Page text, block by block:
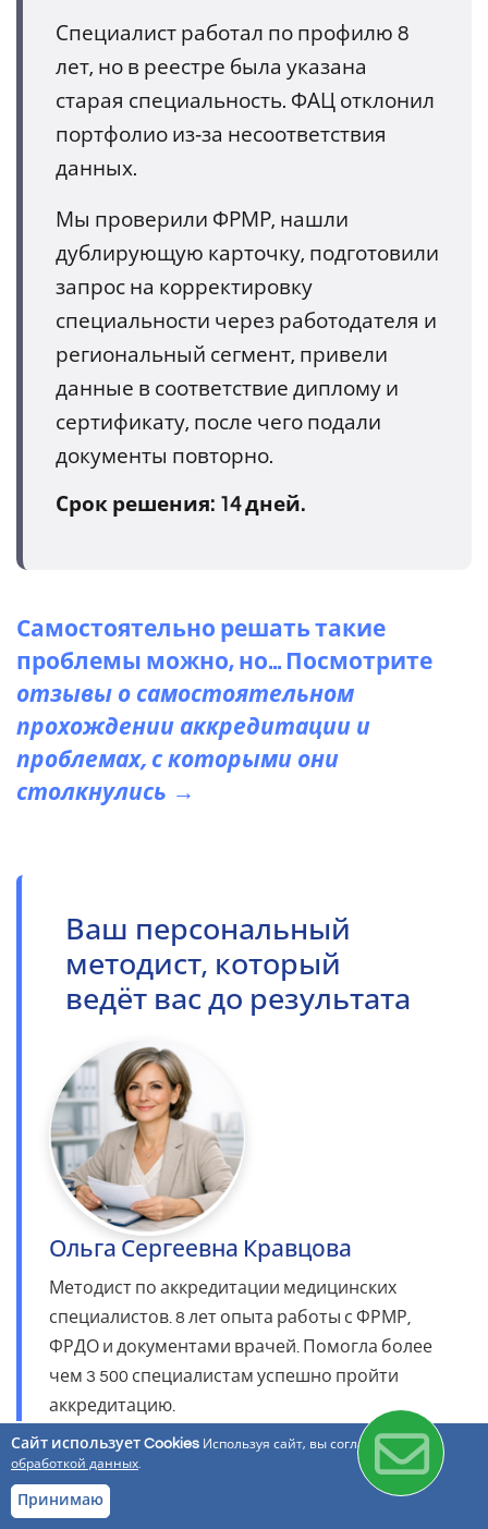
Специалист работал по профилю 8
лет, но в реестре была указана
старая специальность. ФАЦ отклонил
портфолио из‑за несоответствия
данных.
Мы проверили ФРМР, нашли
дублирующую карточку, подготовили
запрос на корректировку
специальности через работодателя и
региональный сегмент, привели
данные в соответствие диплому и
сертификату, после чего подали
документы повторно.
Срок решения: 14 дней.
Самостоятельно решать такие
проблемы можно, но... Посмотрите
отзывы о самостоятельном
прохождении аккредитации и
проблемах, с которыми они
столкнулись →
Ваш персональный
методист, который
ведёт вас до результата
Ольга Сергеевна Кравцова
Методист по аккредитации медицинских
специалистов. 8 лет опыта работы с ФРМР,
ФРДО и документами врачей. Помогла более
чем 3 500 специалистам успешно пройти
аккредитацию.
Проверяет документы и выявляет
Сайт использует Cookies Используя сайт, вы соглашаетесь с
обработкой данных.
Принимаю